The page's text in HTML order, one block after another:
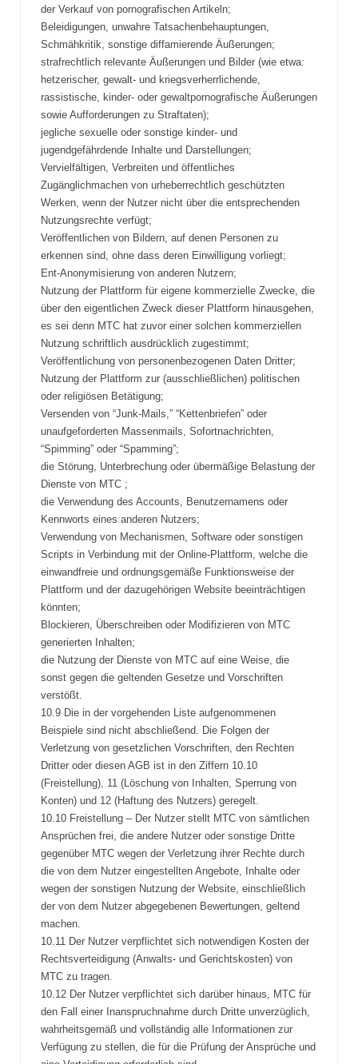
der Verkauf von pornografischen Artikeln;
Beleidigungen, unwahre Tatsachenbehauptungen,
Schmähkritik, sonstige diffamierende Äußerungen;
strafrechtlich relevante Äußerungen und Bilder (wie etwa:
hetzerischer, gewalt- und kriegsverherrlichende,
rassistische, kinder- oder gewaltpornografische Äußerungen
sowie Aufforderungen zu Straftaten);
jegliche sexuelle oder sonstige kinder- und
jugendgefährdende Inhalte und Darstellungen;
Vervielfältigen, Verbreiten und öffentliches
Zugänglichmachen von urheberrechtlich geschützten
Werken, wenn der Nutzer nicht über die entsprechenden
Nutzungsrechte verfügt;
Veröffentlichen von Bildern, auf denen Personen zu
erkennen sind, ohne dass deren Einwilligung vorliegt;
Ent-Anonymisierung von anderen Nutzern;
Nutzung der Plattform für eigene kommerzielle Zwecke, die
über den eigentlichen Zweck dieser Plattform hinausgehen,
es sei denn MTC hat zuvor einer solchen kommerziellen
Nutzung schriftlich ausdrücklich zugestimmt;
Veröffentlichung von personenbezogenen Daten Dritter;
Nutzung der Plattform zur (ausschließlichen) politischen
oder religiösen Betätigung;
Versenden von “Junk-Mails,” “Kettenbriefen” oder
unaufgeforderten Massenmails, Sofortnachrichten,
“Spimming” oder “Spamming”;
die Störung, Unterbrechung oder übermäßige Belastung der
Dienste von MTC ;
die Verwendung des Accounts, Benutzernamens oder
Kennworts eines anderen Nutzers;
Verwendung von Mechanismen, Software oder sonstigen
Scripts in Verbindung mit der Online-Plattform, welche die
einwandfreie und ordnungsgemäße Funktionsweise der
Plattform und der dazugehörigen Website beeinträchtigen
könnten;
Blockieren, Überschreiben oder Modifizieren von MTC
generierten Inhalten;
die Nutzung der Dienste von MTC auf eine Weise, die
sonst gegen die geltenden Gesetze und Vorschriften
verstößt.
10.9 Die in der vorgehenden Liste aufgenommenen
Beispiele sind nicht abschließend. Die Folgen der
Verletzung von gesetzlichen Vorschriften, den Rechten
Dritter oder diesen AGB ist in den Ziffern 10.10
(Freistellung), 11 (Löschung von Inhalten, Sperrung von
Konten) und 12 (Haftung des Nutzers) geregelt.
10.10 Freistellung – Der Nutzer stellt MTC von sämtlichen
Ansprüchen frei, die andere Nutzer oder sonstige Dritte
gegenüber MTC wegen der Verletzung ihrer Rechte durch
die von dem Nutzer eingestellten Angebote, Inhalte oder
wegen der sonstigen Nutzung der Website, einschließlich
der von dem Nutzer abgegebenen Bewertungen, geltend
machen.
10.11 Der Nutzer verpflichtet sich notwendigen Kosten der
Rechtsverteidigung (Anwalts- und Gerichtskosten) von
MTC zu tragen.
10.12 Der Nutzer verpflichtet sich darüber hinaus, MTC für
den Fall einer Inanspruchnahme durch Dritte unverzüglich,
wahrheitsgemäß und vollständig alle Informationen zur
Verfügung zu stellen, die für die Prüfung der Ansprüche und